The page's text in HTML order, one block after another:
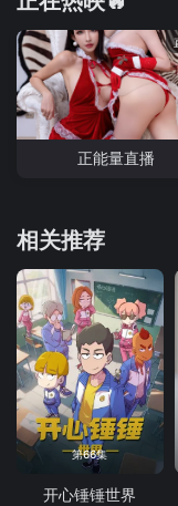
正能量直播
相关推荐
第66集
开心锤锤世界